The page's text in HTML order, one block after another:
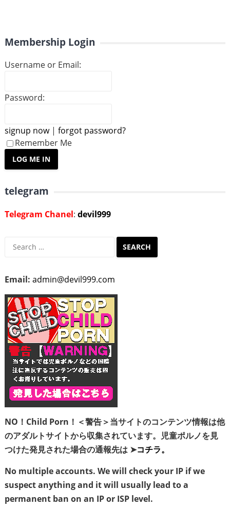
Membership Login
Username or Email:
Password:
signup now| forgot password?
Remember Me
telegram
Telegram Chanel: devil999
Search
Email: admin@devil999.com
NO！Child Porn！＜警告＞当サイトのコンテンツ情報は他
のアダルトサイトから収集されています。児童ポルノを見
つけた発見された場合の通報先は ➤コチラ。
No multiple accounts. We will check your IP if we
suspect anything and it will usually lead to a
permanent ban on an IP or ISP level.